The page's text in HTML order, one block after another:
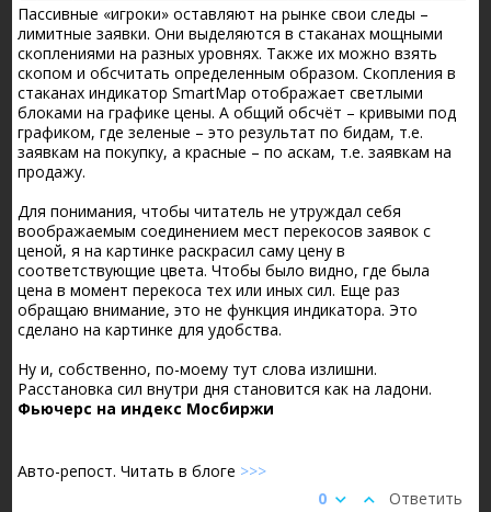
Пассивные «игроки» оставляют на рынке свои следы –
лимитные заявки. Они выделяются в стаканах мощными
скоплениями на разных уровнях. Также их можно взять
скопом и обсчитать определенным образом. Скопления в
стаканах индикатор SmartMap отображает светлыми
блоками на графике цены. А общий обсчёт – кривыми под
графиком, где зеленые – это результат по бидам, т.е.
заявкам на покупку, а красные – по аскам, т.е. заявкам на
продажу.
Для понимания, чтобы читатель не утруждал себя
воображаемым соединением мест перекосов заявок с
ценой, я на картинке раскрасил саму цену в
соответствующие цвета. Чтобы было видно, где была
цена в момент перекоса тех или иных сил. Еще раз
обращаю внимание, это не функция индикатора. Это
сделано на картинке для удобства.
Ну и, собственно, по-моему тут слова излишни.
Расстановка сил внутри дня становится как на ладони.
Фьючерс на индекс Мосбиржи
Авто-репост. Читать в блоге >>>
Ответить
0